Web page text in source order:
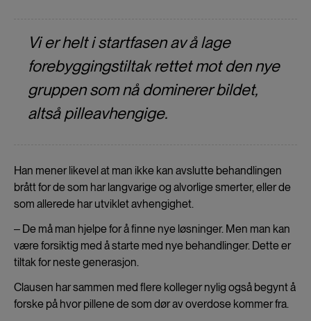
Vi er helt i startfasen av å lage
forebyggingstiltak rettet mot den nye
gruppen som nå dominerer bildet,
altså pilleavhengige.
Han mener likevel at man ikke kan avslutte behandlingen
brått for de som har langvarige og alvorlige smerter, eller de
som allerede har utviklet avhengighet.
‒ De må man hjelpe for å finne nye løsninger. Men man kan
være forsiktig med å starte med nye behandlinger. Dette er
tiltak for neste generasjon.
Clausen har sammen med flere kolleger nylig også begynt å
forske på hvor pillene de som dør av overdose kommer fra.